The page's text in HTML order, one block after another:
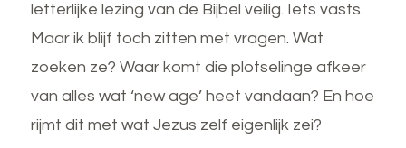
letterlijke lezing van de Bijbel veilig. Iets vasts.
Maar ik blijf toch zitten met vragen. Wat
zoeken ze? Waar komt die plotselinge afkeer
van alles wat ‘new age’ heet vandaan? En hoe
rijmt dit met wat Jezus zelf eigenlijk zei?